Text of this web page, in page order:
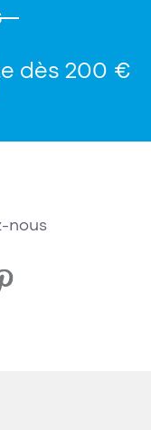
dès 200 €
nous